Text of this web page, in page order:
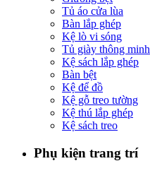
Tủ áo cửa lùa
Bàn lắp ghép
Kệ lò vi sóng
Tủ giày thông minh
Kệ sách lắp ghép
Bàn bệt
Kệ để đồ
Kệ gỗ treo tường
Kệ thú lắp ghép
Kệ sách treo
Phụ kiện trang trí